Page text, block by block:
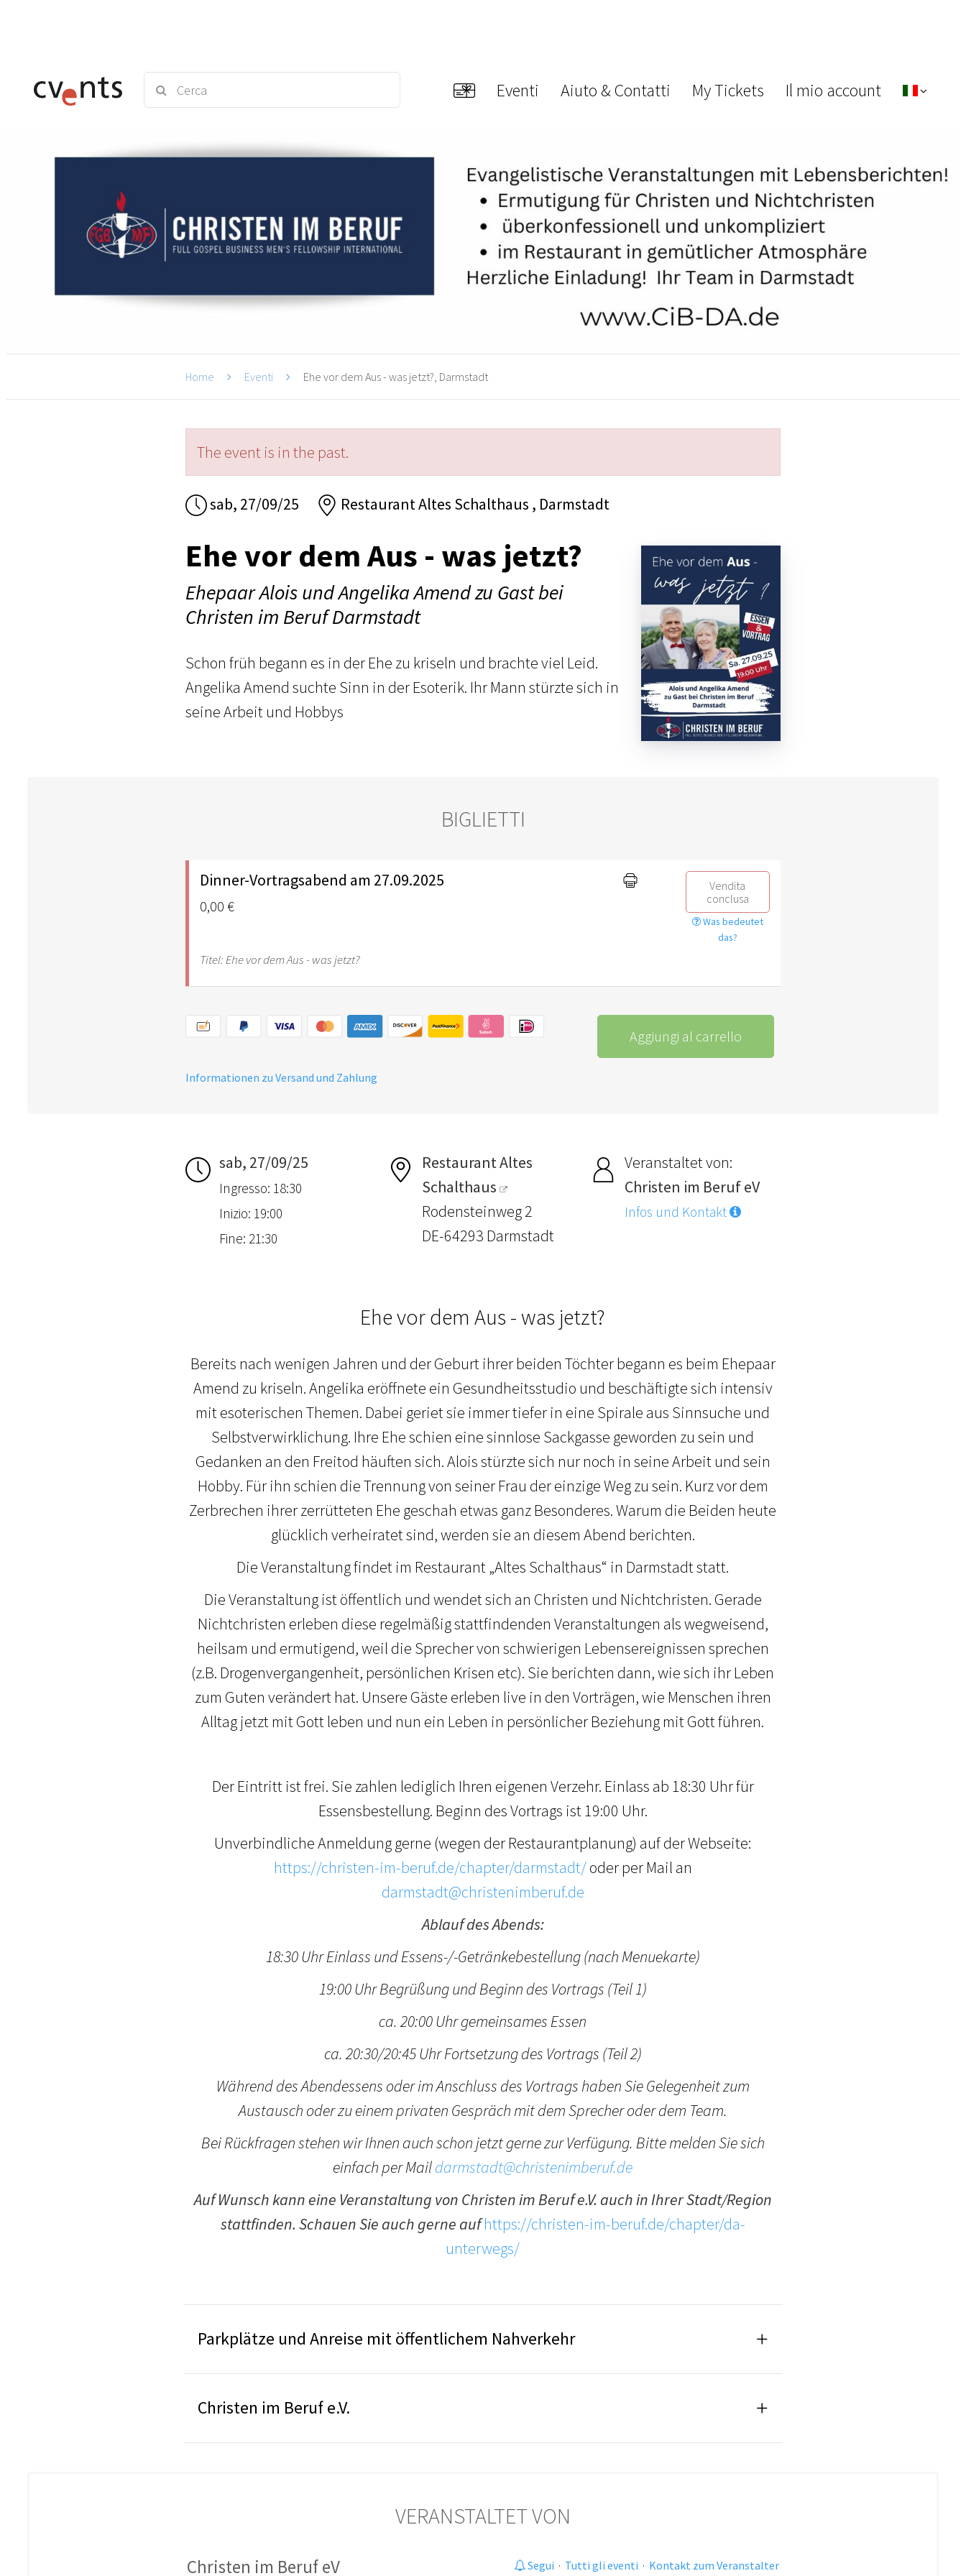
Eventi Aiuto & Contatti My Tickets Il mio account
Home Eventi Ehe vor dem Aus - was jetzt?, Darmstadt
The event is in the past.
sab, 27/09/25 Restaurant Altes Schalthaus , Darmstadt
Ehe vor dem Aus - was jetzt?
Ehepaar Alois und Angelika Amend zu Gast bei
Christen im Beruf Darmstadt
Schon früh begann es in der Ehe zu kriseln und brachte viel Leid.
Angelika Amend suchte Sinn in der Esoterik. Ihr Mann stürzte sich in
seine Arbeit und Hobbys
BIGLIETTI
Dinner-Vortragsabend am 27.09.2025
0,00 €
Vendita
conclusa
Was bedeutet
das?
Titel: Ehe vor dem Aus - was jetzt?
Aggiungi al carrello
Informationen zu Versand und Zahlung
sab, 27/09/25
Ingresso: 18:30
Inizio: 19:00
Fine: 21:30
Restaurant Altes
Schalthaus
Rodensteinweg 2
DE-64293 Darmstadt
Veranstaltet von:
Christen im Beruf eV
Infos und Kontakt
Ehe vor dem Aus - was jetzt?
Bereits nach wenigen Jahren und der Geburt ihrer beiden Töchter begann es beim Ehepaar
Amend zu kriseln. Angelika eröffnete ein Gesundheitsstudio und beschäftigte sich intensiv
mit esoterischen Themen. Dabei geriet sie immer tiefer in eine Spirale aus Sinnsuche und
Selbstverwirklichung. Ihre Ehe schien eine sinnlose Sackgasse geworden zu sein und
Gedanken an den Freitod häuften sich. Alois stürzte sich nur noch in seine Arbeit und sein
Hobby. Für ihn schien die Trennung von seiner Frau der einzige Weg zu sein. Kurz vor dem
Zerbrechen ihrer zerrütteten Ehe geschah etwas ganz Besonderes. Warum die Beiden heute
glücklich verheiratet sind, werden sie an diesem Abend berichten.
Die Veranstaltung findet im Restaurant „Altes Schalthaus“ in Darmstadt statt.
Die Veranstaltung ist öffentlich und wendet sich an Christen und Nichtchristen. Gerade
Nichtchristen erleben diese regelmäßig stattfindenden Veranstaltungen als wegweisend,
heilsam und ermutigend, weil die Sprecher von schwierigen Lebensereignissen sprechen
(z.B. Drogenvergangenheit, persönlichen Krisen etc). Sie berichten dann, wie sich ihr Leben
zum Guten verändert hat. Unsere Gäste erleben live in den Vorträgen, wie Menschen ihren
Alltag jetzt mit Gott leben und nun ein Leben in persönlicher Beziehung mit Gott führen.
Der Eintritt ist frei. Sie zahlen lediglich Ihren eigenen Verzehr. Einlass ab 18:30 Uhr für
Essensbestellung. Beginn des Vortrags ist 19:00 Uhr.
Unverbindliche Anmeldung gerne (wegen der Restaurantplanung) auf der Webseite:
https://christen-im-beruf.de/chapter/darmstadt/oder per Mail an
darmstadt@christenimberuf.de
Ablauf des Abends:
18:30 Uhr Einlass und Essens-/-Getränkebestellung (nach Menuekarte)
19:00 Uhr Begrüßung und Beginn des Vortrags (Teil 1)
ca. 20:00 Uhrgemeinsames Essen
ca. 20:30/20:45 Uhr Fortsetzung des Vortrags (Teil 2)
Während des Abendessens oder im Anschluss des Vortrags haben Sie Gelegenheit zum
Austausch oder zu einem privaten Gespräch mit dem Sprecher oder dem Team.
Bei Rückfragen stehen wir Ihnen auch schon jetzt gerne zur Verfügung. Bitte melden Sie sich
einfach per Maildarmstadt@christenimberuf.de
Auf Wunsch kann eine Veranstaltung von Christen im Beruf e.V. auch in Ihrer Stadt/Region
stattfinden. Schauen Sie auch gerne aufhttps://christen-im-beruf.de/chapter/da-
unterwegs/
Parkplätze und Anreise mit öffentlichem Nahverkehr
Christen im Beruf e.V.
VERANSTALTET VON
Christen im Beruf eV Segui · Tutti gli eventi · Kontakt zum Veranstalter